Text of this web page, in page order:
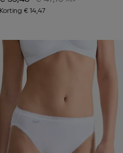
Korting € 14,47